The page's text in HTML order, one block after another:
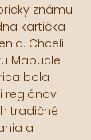
známu
kartička
Chceli
Mapucle
bola
regiónov
tradičné
a